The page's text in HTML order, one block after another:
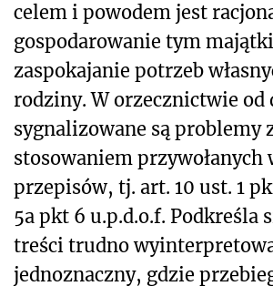
celem i powodem jest
gospodarowanie tym
zaspokajanie potrzeb
rodziny. W orzecznictwie od
sygnalizowane są problemy
stosowaniem przywołanych
przepisów, tj. art. 10 ust. 1
5a pkt 6 u.p.d.o.f. Podkreśla
treści trudno
jednoznaczny, gdzie